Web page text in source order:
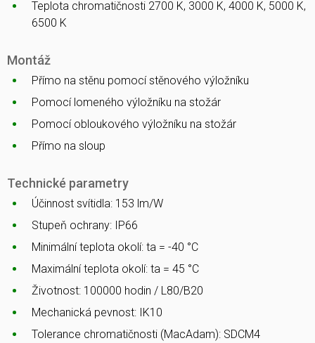
Teplota chromatičnosti 2700 K, 3000 K, 4000 K, 5000 K,
6500 K
Montáž
Přímo na stěnu pomocí stěnového výložníku
Pomocí lomeného výložníku na stožár
Pomocí obloukového výložníku na stožár
Přímo na sloup
Technické parametry
Účinnost svítidla: 153 lm/W
Stupeň ochrany: IP66
Minimální teplota okolí: ta = -40 °C
Maximální teplota okolí: ta = 45 °C
Životnost: 100000 hodin / L80/B20
Mechanická pevnost: IK10
Tolerance chromatičnosti (MacAdam): SDCM4